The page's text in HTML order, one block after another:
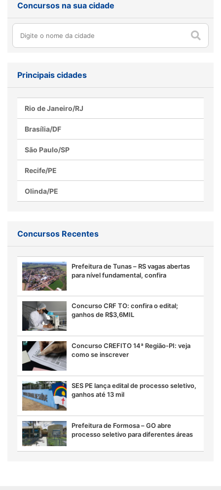
seu aliado na preparação
Concursos na sua cidade
Principais cidades
Rio de Janeiro/RJ
Brasília/DF
São Paulo/SP
Recife/PE
Olinda/PE
Concursos Recentes
Prefeitura de Tunas – RS vagas abertas
para nível fundamental, confira
Concurso CRF TO: confira o edital;
ganhos de R$3,6MIL
Concurso CREFITO 14ª Região-PI: veja
como se inscrever
SES PE lança edital de processo seletivo,
ganhos até 13 mil
Prefeitura de Formosa – GO abre
processo seletivo para diferentes áreas